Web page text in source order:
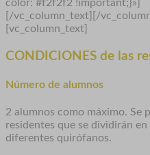
color: #f2f2f2 !important;}»]
[/vc_column_text][/
[vc_column_text]
CONDICIONES de las
Número de alumnos
2 alumnos como máximo. Se
residentes que se dividirán
diferentes quirófanos.